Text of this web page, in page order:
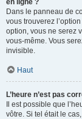
en ligne ?
Dans le panneau de
vous trouverez
option, vous ne serez
vous-même. Vous
invisible.
Haut
L’heure n’est pas
Il est possible que
vôtre. Si tel était le